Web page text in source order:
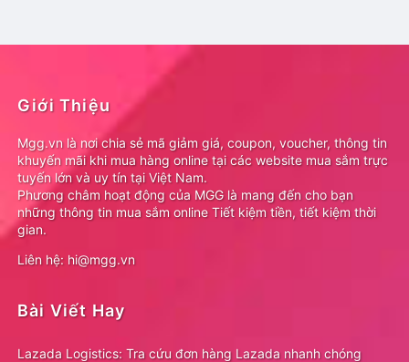
Giới Thiệu
Mgg.vn là nơi chia sẻ mã giảm giá, coupon, voucher, thông tin
khuyến mãi khi mua hàng online tại các website mua sắm trực
tuyến lớn và uy tín tại Việt Nam.
Phương châm hoạt động của MGG là mang đến cho bạn
những thông tin mua sắm online Tiết kiệm tiền, tiết kiệm thời
gian.
Liên hệ: hi@mgg.vn
Bài Viết Hay
Lazada Logistics: Tra cứu đơn hàng Lazada nhanh chóng